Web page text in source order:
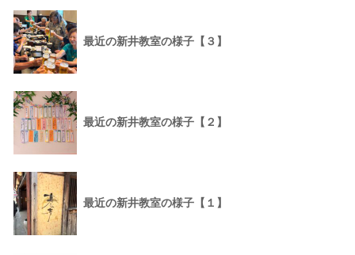
最近の新井教室の様子【３】
最近の新井教室の様子【２】
最近の新井教室の様子【１】